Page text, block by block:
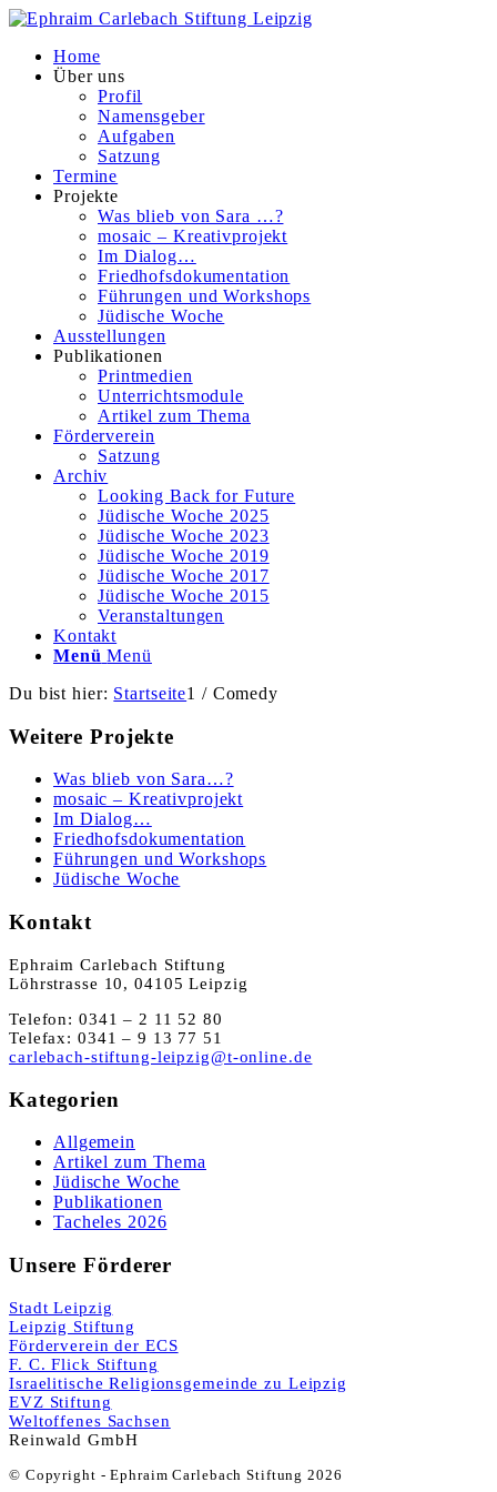
Home
Über uns
Profil
Namensgeber
Aufgaben
Satzung
Termine
Projekte
Was blieb von Sara …?
mosaic – Kreativprojekt
Im Dialog…
Friedhofsdokumentation
Führungen und Workshops
Jüdische Woche
Ausstellungen
Publikationen
Printmedien
Unterrichtsmodule
Artikel zum Thema
Förderverein
Satzung
Archiv
Looking Back for Future
Jüdische Woche 2025
Jüdische Woche 2023
Jüdische Woche 2019
Jüdische Woche 2017
Jüdische Woche 2015
Veranstaltungen
Kontakt
Menü Menü
Du bist hier: Startseite1 / Comedy
Weitere Projekte
Was blieb von Sara…?
mosaic – Kreativprojekt
Im Dialog…
Friedhofsdokumentation
Führungen und Workshops
Jüdische Woche
Kontakt
Ephraim Carlebach Stiftung
Löhrstrasse 10, 04105 Leipzig
Telefon: 0341 – 2 11 52 80
Telefax: 0341 – 9 13 77 51
carlebach-stiftung-leipzig@t-online.de
Kategorien
Allgemein
Artikel zum Thema
Jüdische Woche
Publikationen
Tacheles 2026
Unsere Förderer
Stadt Leipzig
Leipzig Stiftung
Förderverein der ECS
F. C. Flick Stiftung
Israelitische Religionsgemeinde zu Leipzig
EVZ Stiftung
Weltoffenes Sachsen
Reinwald GmbH
© Copyright - Ephraim Carlebach Stiftung 2026